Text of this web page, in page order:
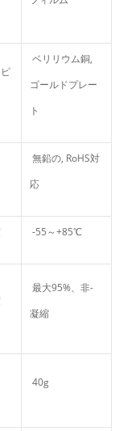
ベリリウム銅,
ゴールドプレー
ト
無鉛の, RoHS対
応
-55～+85℃
最大95%、非-
凝縮
40g